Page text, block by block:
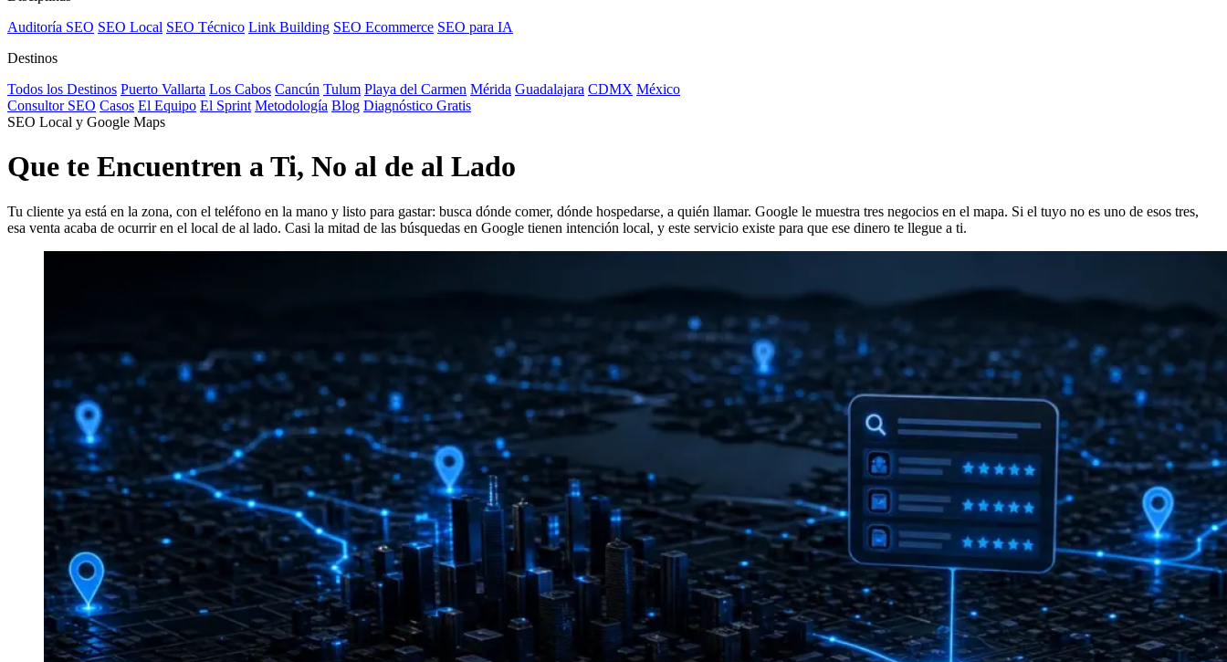
Auditoría SEO SEO Local SEO Técnico Link Building SEO Ecommerce SEO para IA
Destinos
Todos los Destinos Puerto Vallarta Los Cabos Cancún Tulum Playa del Carmen Mérida Guadalajara CDMX México
Consultor SEO Casos El Equipo El Sprint Metodología Blog Diagnóstico Gratis
SEO Local y Google Maps
Que te Encuentren aTi, No al de al Lado
Tu cliente ya está en la zona, con el teléfono en la mano y listo para gastar: busca dónde comer, dónde hospedarse, a quién llamar. Google le muestra tres negocios en el mapa. Si el tuyo no es uno de esos tres,
esa venta acaba de ocurrir en el local de al lado. Casi la mitad de las búsquedas en Google tienen intención local, y este servicio existe para que ese dinero te llegue a ti.